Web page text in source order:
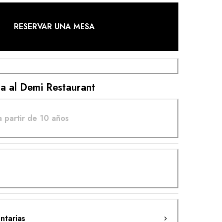
RESERVAR UNA MESA
al Demi Restaurant
partir de 10 años